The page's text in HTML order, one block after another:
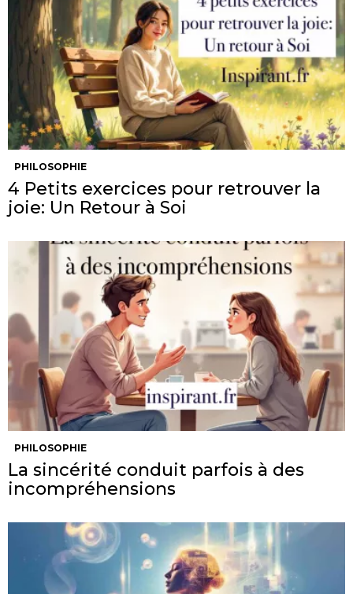
PHILOSOPHIE
4 Petits exercices pour retrouver la
joie: Un Retour à Soi
PHILOSOPHIE
La sincérité conduit parfois à des
incompréhensions